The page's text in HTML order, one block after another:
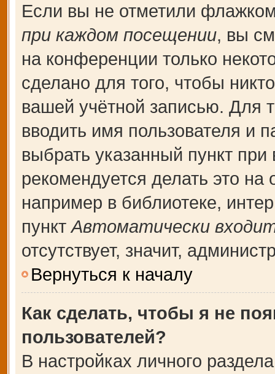
Если вы не отметили
при каждом посещении, вы
на конференции только
сделано для того, чтобы
вашей учётной записью. Для
вводить имя пользователя и
выбрать указанный пункт
рекомендуется делать это
например в библиотеке,
пунктАвтоматически
отсутствует, значит,
Вернуться к началу
Как сделать, чтобы я не
пользователей?
В настройках личного